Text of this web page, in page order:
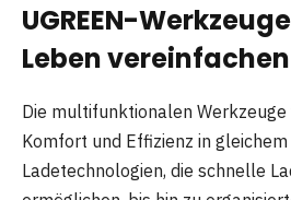
UGREEN-
Leben vereinfachen
Die multifunktionalen Werkzeuge
Komfort und Effizienz in
Ladetechnologien, die schnelle